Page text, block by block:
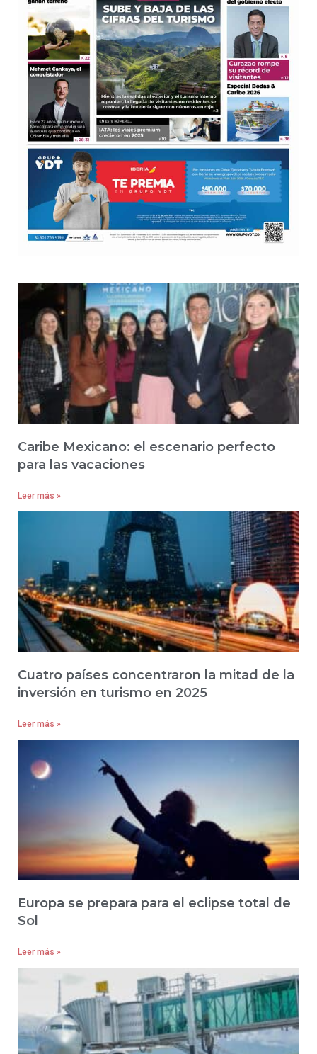
Caribe Mexicano: el escenario perfecto
para las vacaciones
Leer más »
Cuatro países concentraron la mitad de la
inversión en turismo en 2025
Leer más »
Europa se prepara para el eclipse total de
Sol
Leer más »